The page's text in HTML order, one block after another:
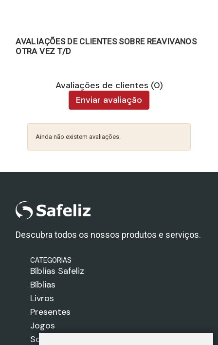
AVALIAÇÕES DE CLIENTES SOBRE REAVIVANOS
OTRA VEZ T/D
Avaliações de clientes (0)
Enviar avaliação
Ainda não existem avaliações.
Descubra todos os nossos produtos e serviços.
CATEGORIAS
Bíblias Safeliz
Bíblias
Livros
Presentes
Jogos
Sobre nós